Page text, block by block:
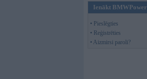
Ienākt BMWPower
• Pieslēgties
• Reģistrēties
• Aizmirsi paroli?